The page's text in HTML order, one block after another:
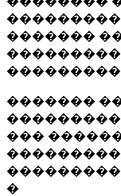
�������
�������
���
�